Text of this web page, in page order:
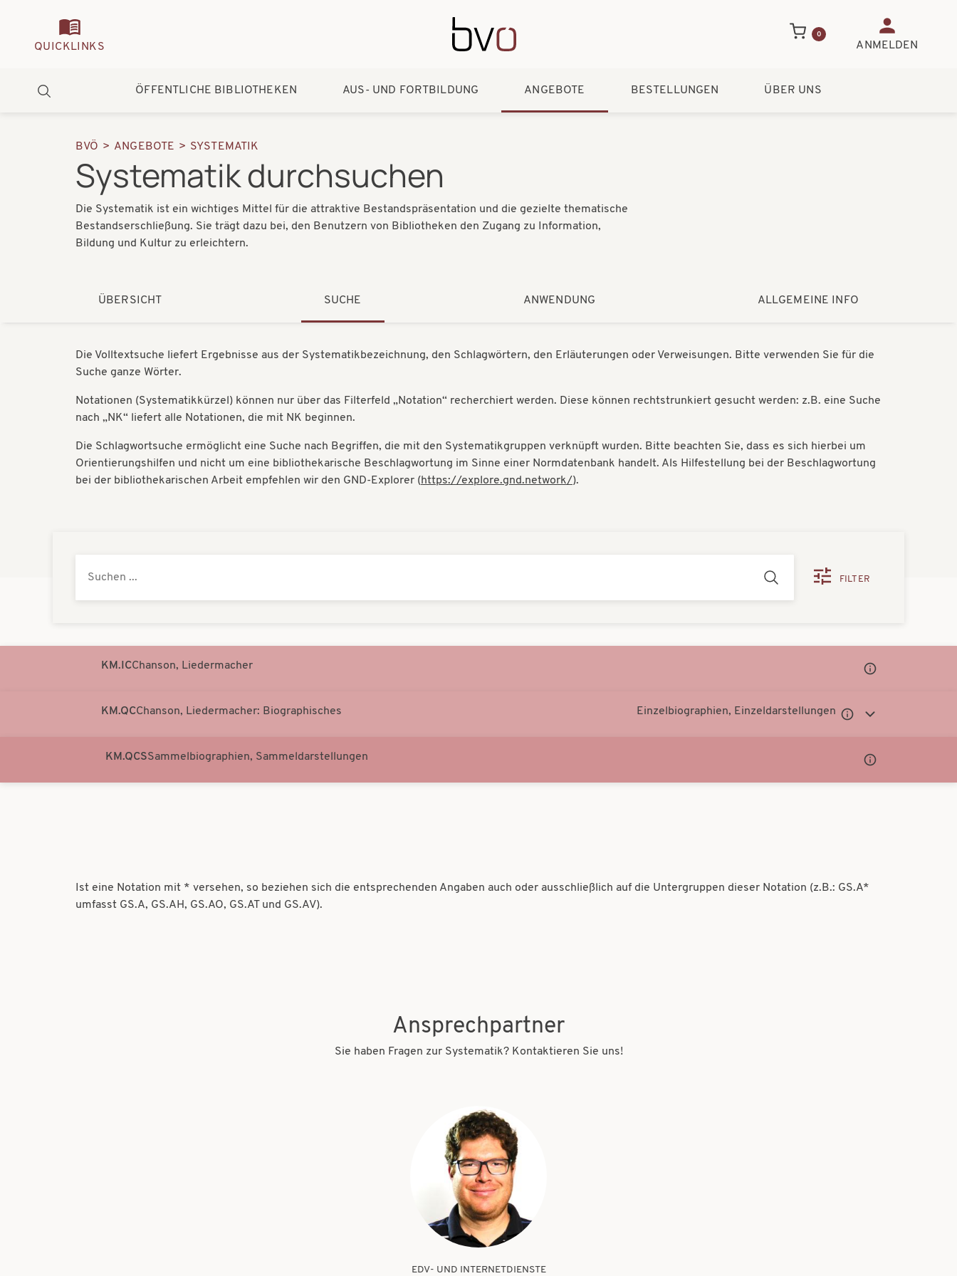
Direkt zum Inhalt
Quickmenu
QUICKLINKS
0
ANMELDEN
Hauptnavigation
ÖFFENTLICHE BIBLIOTHEKEN AUS- UND FORTBILDUNG ANGEBOTE BESTELLUNGEN ÜBER UNS
Suche
Pfadnavigation
BVÖ ANGEBOTE SYSTEMATIK
Systematik durchsuchen
Die Systematik ist ein wichtiges Mittel für die attraktive Bestandspräsentation und die gezielte thematische
Bestandserschließung. Sie trägt dazu bei, den Benutzern von Bibliotheken den Zugang zu Information,
Bildung und Kultur zu erleichtern.
ÜBERSICHT SUCHE ANWENDUNG ALLGEMEINE INFO
Die Volltextsuche liefert Ergebnisse aus der Systematikbezeichnung, den Schlagwörtern, den Erläuterungen oder Verweisungen. Bitte verwenden Sie für die
Suche ganze Wörter.
Notationen (Systematikkürzel) können nur über das Filterfeld „Notation“ recherchiert werden. Diese können rechtstrunkiert gesucht werden: z.B. eine Suche
nach „NK“ liefert alle Notationen, die mit NK beginnen.
Die Schlagwortsuche ermöglicht eine Suche nach Begriffen, die mit den Systematikgruppen verknüpft wurden. Bitte beachten Sie, dass es sich hierbei um
Orientierungshilfen und nicht um eine bibliothekarische Beschlagwortung im Sinne einer Normdatenbank handelt. Als Hilfestellung bei der Beschlagwortung
bei der bibliothekarischen Arbeit empfehlen wir den GND-Explorer (https://explore.gnd.network/).
FILTER
KM.ICChanson, Liedermacher
Untergeordnete
KM.QCChanson, Liedermacher: Biographisches Einzelbiographien, Einzeldarstellungen Untergeordnete
Untergeordnete
KM.QCSSammelbiographien, Sammeldarstellungen
Untergeordnete
Ist eine Notation mit * versehen, so beziehen sich die entsprechenden Angaben auch oder ausschließlich auf die Untergruppen dieser Notation (z.B.: GS.A*
umfasst GS.A, GS.AH, GS.AO, GS.AT und GS.AV).
Ansprechpartner
Sie haben Fragen zur Systematik? Kontaktieren Sie uns!
EDV- UND INTERNETDIENSTE